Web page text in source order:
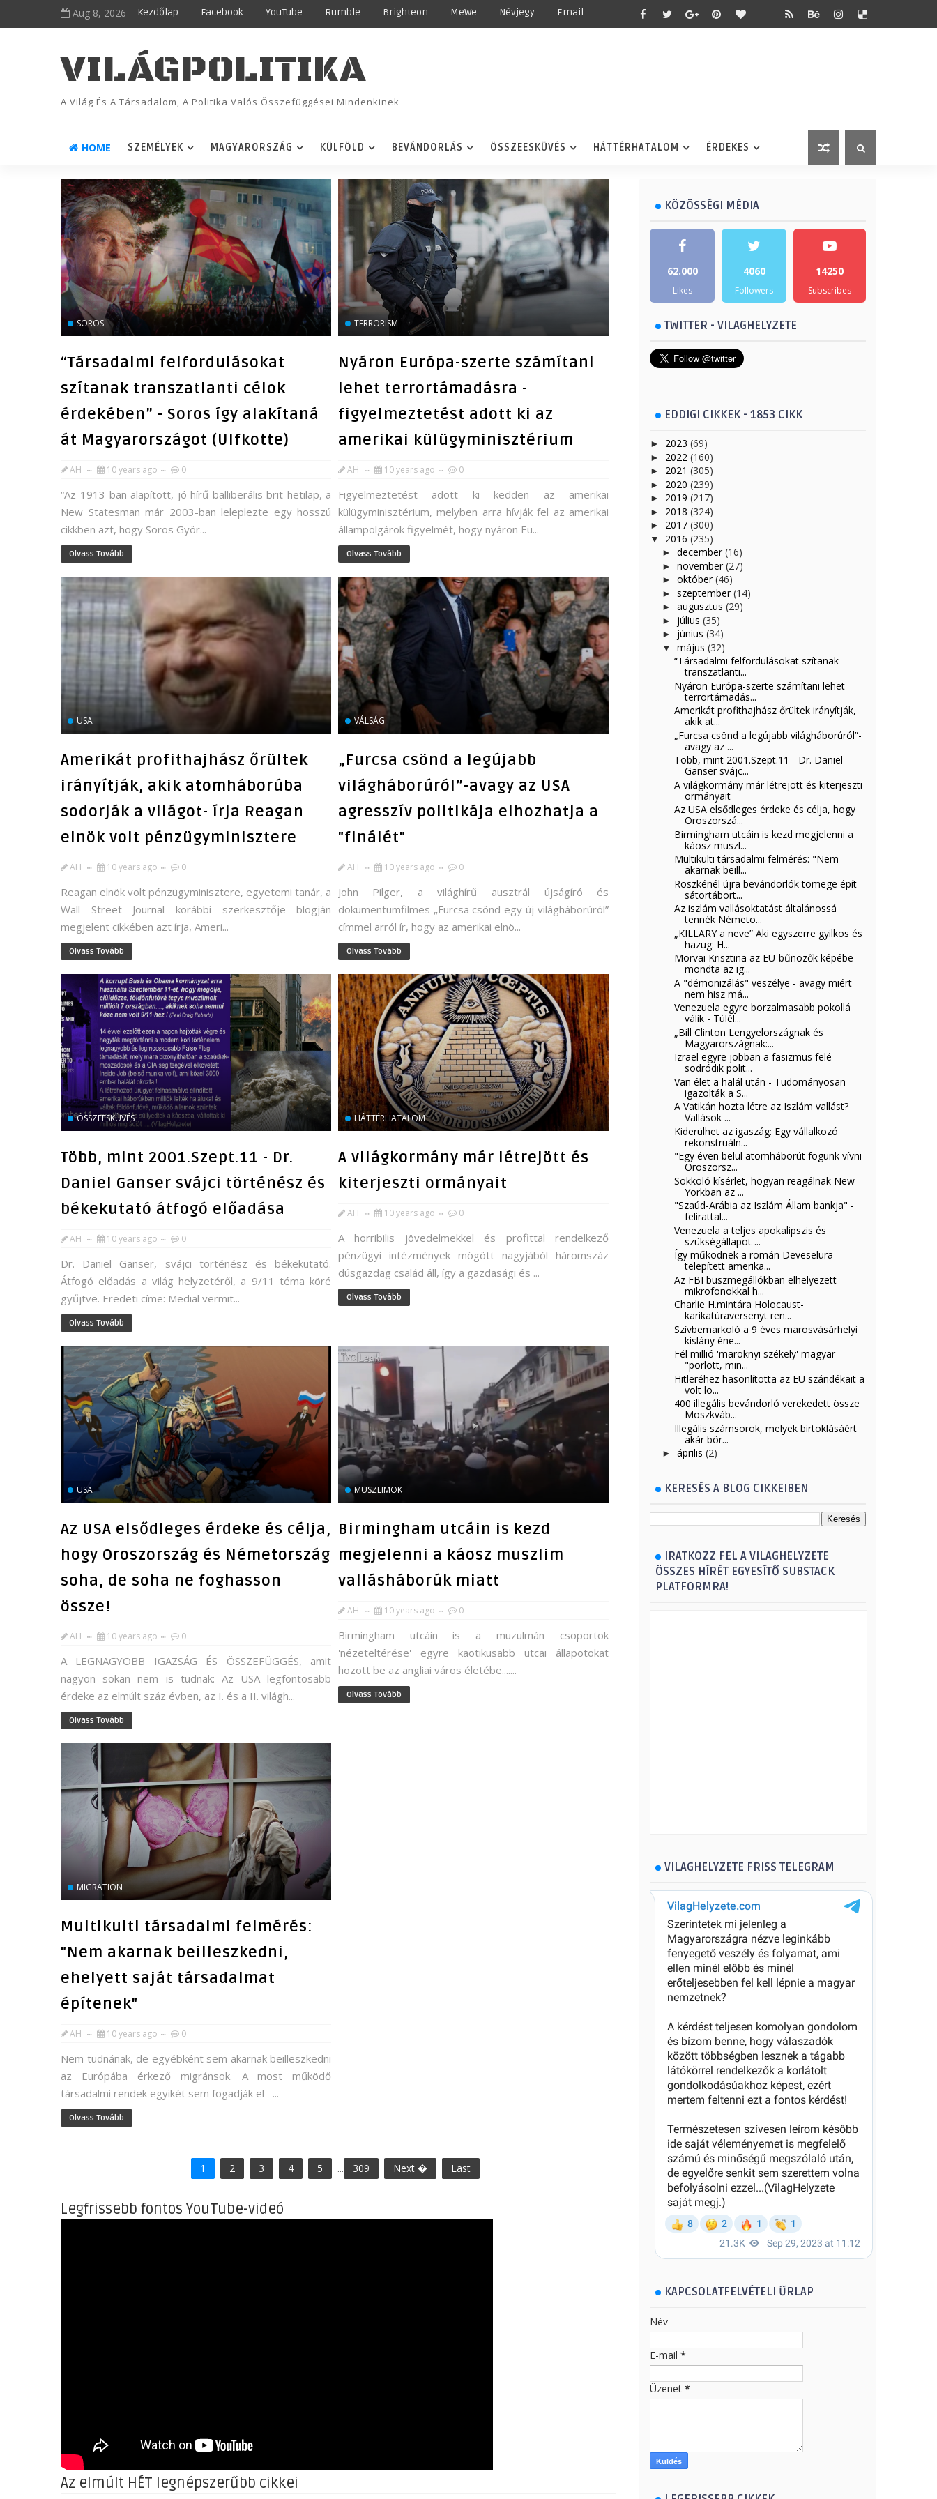
Aug 8, 2026 Kezdőlap Facebook YouTube Rumble Brighteon MeWe Névjegy Email
VILÁGPOLITIKA
A Világ És A Társadalom, A Politika Valós Összefüggései Mindenkinek
HOME SZEMÉLYEK MAGYARORSZÁG KÜLFÖLD BEVÁNDORLÁS ÖSSZEESKÜVÉS HÁTTÉRHATALOM ÉRDEKES
SOROS
“Társadalmi felfordulásokat
szítanak transzatlanti célok
érdekében” - Soros így alakítaná
át Magyarországot (Ulfkotte)
AH 10 years ago 0
“Az 1913-ban alapított, jó hírű balliberális brit hetilap, a
New Statesman már 2003-ban leleplezte egy hosszú
cikkben azt, hogy Soros Györ...
Olvass Tovább
TERRORISM
Nyáron Európa-szerte számítani
lehet terrortámadásra -
figyelmeztetést adott ki az
amerikai külügyminisztérium
AH 10 years ago 0
Figyelmeztetést adott ki kedden az amerikai
külügyminisztérium, melyben arra hívják fel az amerikai
állampolgárok figyelmét, hogy nyáron Eu...
Olvass Tovább
USA
Amerikát profithajhász őrültek
irányítják, akik atomháborúba
sodorják a világot- írja Reagan
elnök volt pénzügyminisztere
AH 10 years ago 0
Reagan elnök volt pénzügyminisztere, egyetemi tanár, a
Wall Street Journal korábbi szerkesztője blogján
megjelent cikkében azt írja, Ameri...
Olvass Tovább
VÁLSÁG
„Furcsa csönd a legújabb
világháborúról”-avagy az USA
agresszív politikája elhozhatja a
"finálét"
AH 10 years ago 0
John Pilger, a világhírű ausztrál újságíró és
dokumentumfilmes „Furcsa csönd egy új világháborúról”
címmel arról ír, hogy az amerikai elnö...
Olvass Tovább
ÖSSZEESKÜVÉS
Több, mint 2001.Szept.11 - Dr.
Daniel Ganser svájci történész és
békekutató átfogó előadása
AH 10 years ago 0
Dr. Daniel Ganser, svájci történész és békekutató.
Átfogó előadás a világ helyzetéről, a 9/11 téma köré
gyűjtve. Eredeti címe: Medial vermit...
Olvass Tovább
HÁTTÉRHATALOM
A világkormány már létrejött és
kiterjeszti ormányait
AH 10 years ago 0
A horribilis jövedelmekkel és profittal rendelkező
pénzügyi intézmények mögött nagyjából háromszáz
dúsgazdag család áll, így a gazdasági és ...
Olvass Tovább
USA
Az USA elsődleges érdeke és célja,
hogy Oroszország és Németország
soha, de soha ne foghasson
össze!
AH 10 years ago 0
A LEGNAGYOBB IGAZSÁG ÉS ÖSSZEFÜGGÉS, amit
nagyon sokan nem is tudnak: Az USA legfontosabb
érdeke az elmúlt száz évben, az I. és a II. világh...
Olvass Tovább
MUSZLIMOK
Birmingham utcáin is kezd
megjelenni a káosz muszlim
vallásháborúk miatt
AH 10 years ago 0
Birmingham utcáin is a muzulmán csoportok
'nézeteltérése' egyre kaotikusabb utcai állapotokat
hozott be az angliai város életébe.......
Olvass Tovább
MIGRATION
Multikulti társadalmi felmérés:
"Nem akarnak beilleszkedni,
ehelyett saját társadalmat
építenek"
AH 10 years ago 0
Nem tudnának, de egyébként sem akarnak beilleszkedni
az Európába érkező migránsok. A most működő
társadalmi rendek egyikét sem fogadják el –...
Olvass Tovább
1 2 3 4 5 ... 309 Next � Last
Legfrissebb fontos YouTube-videó
Az elmúlt HÉT legnépszerűbb cikkei
KÖZÖSSÉGI MÉDIA
62.000
Likes
4060
Followers
14250
Subscribes
TWITTER - VILAGHELYZETE
EDDIGI CIKKEK - 1853 CIKK
► 2023 (69)
► 2022 (160)
► 2021 (305)
► 2020 (239)
► 2019 (217)
► 2018 (324)
► 2017 (300)
▼ 2016 (235)
► december (16)
► november (27)
► október (46)
► szeptember (14)
► augusztus (29)
► július (35)
► június (34)
▼ május (32)
“Társadalmi felfordulásokat szítanak
transzatlanti...
Nyáron Európa-szerte számítani lehet
terrortámadás...
Amerikát profithajhász őrültek irányítják,
akik at...
„Furcsa csönd a legújabb világháborúról”-
avagy az ...
Több, mint 2001.Szept.11 - Dr. Daniel
Ganser svájc...
A világkormány már létrejött és kiterjeszti
ormányait
Az USA elsődleges érdeke és célja, hogy
Oroszorszá...
Birmingham utcáin is kezd megjelenni a
káosz muszl...
Multikulti társadalmi felmérés: "Nem
akarnak beill...
Röszkénél újra bevándorlók tömege épít
sátortábort...
Az iszlám vallásoktatást általánossá
tennék Németo...
„KILLARY a neve” Aki egyszerre gyilkos és
hazug: H...
Morvai Krisztina az EU-bűnözők képébe
mondta az ig...
A "démonizálás" veszélye - avagy miért
nem hisz má...
Venezuela egyre borzalmasabb pokollá
válik - Túlél...
„Bill Clinton Lengyelországnak és
Magyarországnak:...
Izrael egyre jobban a fasizmus felé
sodródik polit...
Van élet a halál után - Tudományosan
igazolták a S...
A Vatikán hozta létre az Iszlám vallást?
Vallások ...
Kiderülhet az igaszág: Egy vállalkozó
rekonstruáln...
"Egy éven belül atomháborút fogunk vívni
Oroszorsz...
Sokkoló kísérlet, hogyan reagálnak New
Yorkban az ...
"Szaúd-Arábia az Iszlám Állam bankja" -
felirattal...
Venezuela a teljes apokalipszis és
szükségállapot ...
Így működnek a román Deveselura
telepített amerika...
Az FBI buszmegállókban elhelyezett
mikrofonokkal h...
Charlie H.mintára Holocaust-
karikatúraversenyt ren...
Szívbemarkoló a 9 éves marosvásárhelyi
kislány éne...
Fél millió 'maroknyi székely' magyar
"porlott, min...
Hitleréhez hasonlította az EU szándékait a
volt lo...
400 illegális bevándorló verekedett össze
Moszkváb...
Illegális számsorok, melyek birtoklásáért
akár bör...
► április (2)
KERESÉS A BLOG CIKKEIBEN
IRATKOZZ FEL A VILAGHELYZETE
ÖSSZES HÍRÉT EGYESÍTŐ SUBSTACK
PLATFORMRA!
VILAGHELYZETE FRISS TELEGRAM
KAPCSOLATFELVÉTELI ŰRLAP
Név
E-mail *
Üzenet *